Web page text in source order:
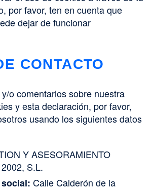
por favor, ten en cuenta que
dejar de funcionar
CONTACTO
o comentarios sobre nuestra
y esta declaración, por favor,
usando los siguientes datos
Y ASESORAMIENTO
S.L.
Calle Calderón de la